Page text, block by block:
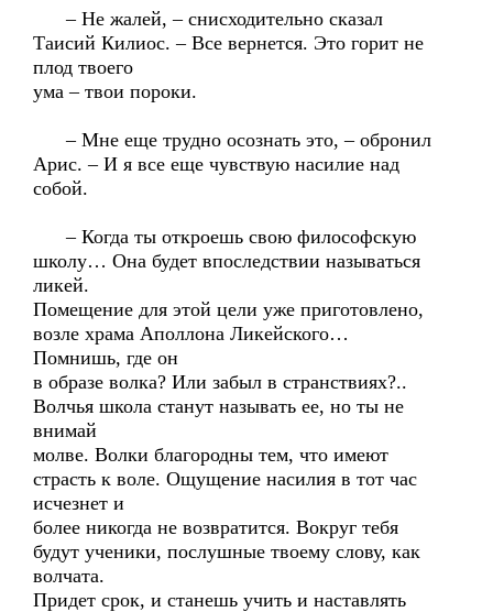
– Не жалей, – снисходительно сказал
Таисий Килиос. – Все вернется. Это горит не
плод твоего
ума – твои пороки.
– Мне еще трудно осознать это, – обронил
Арис. – И я все еще чувствую насилие над
собой.
– Когда ты откроешь свою философскую
школу… Она будет впоследствии называться
ликей.
Помещение для этой цели уже приготовлено,
возле храма Аполлона Ликейского…
Помнишь, где он
в образе волка? Или забыл в странствиях?..
Волчья школа станут называть ее, но ты не
внимай
молве. Волки благородны тем, что имеют
страсть к воле. Ощущение насилия в тот час
исчезнет и
более никогда не возвратится. Вокруг тебя
будут ученики, послушные твоему слову, как
волчата.
Придет срок, и станешь учить и наставлять